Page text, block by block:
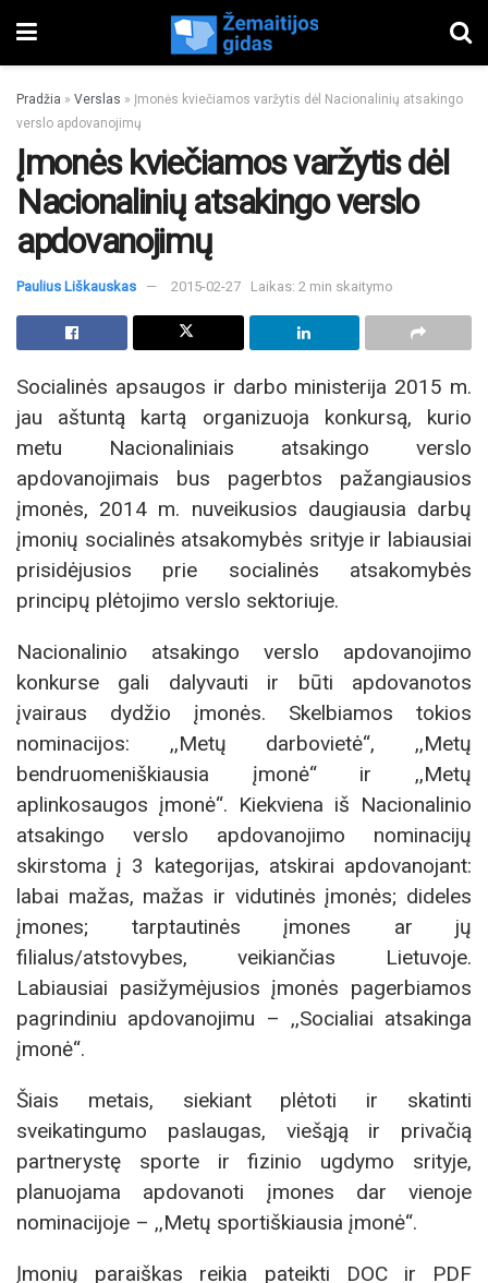
Pradžia » Verslas » Įmonės kviečiamos varžytis dėl Nacionalinių atsakingo
verslo apdovanojimų
Įmonės kviečiamos varžytis dėl
Nacionalinių atsakingo verslo
apdovanojimų
Paulius Liškauskas 2015-02-27 Laikas: 2 min skaitymo
Socialinės apsaugos ir darbo ministerija 2015 m.
jau aštuntą kartą organizuoja konkursą, kurio
metu Nacionaliniais atsakingo verslo
apdovanojimais bus pagerbtos pažangiausios
įmonės, 2014 m. nuveikusios daugiausia darbų
įmonių socialinės atsakomybės srityje ir labiausiai
prisidėjusios prie socialinės atsakomybės
principų plėtojimo verslo sektoriuje.
Nacionalinio atsakingo verslo apdovanojimo
konkurse gali dalyvauti ir būti apdovanotos
įvairaus dydžio įmonės. Skelbiamos tokios
nominacijos: ,,Metų darbovietė“, ,,Metų
bendruomeniškiausia įmonė“ ir ,,Metų
aplinkosaugos įmonė“. Kiekviena iš Nacionalinio
atsakingo verslo apdovanojimo nominacijų
skirstoma į 3 kategorijas, atskirai apdovanojant:
labai mažas, mažas ir vidutinės įmonės; dideles
įmones; tarptautinės įmones ar jų
filialus/atstovybes, veikiančias Lietuvoje.
Labiausiai pasižymėjusios įmonės pagerbiamos
pagrindiniu apdovanojimu – ,,Socialiai atsakinga
įmonė“.
Šiais metais, siekiant plėtoti ir skatinti
sveikatingumo paslaugas, viešąją ir privačią
partnerystę sporte ir fizinio ugdymo srityje,
planuojama apdovanoti įmones dar vienoje
nominacijoje – ,,Metų sportiškiausia įmonė“.
Įmonių paraiškas reikia pateikti DOC ir PDF